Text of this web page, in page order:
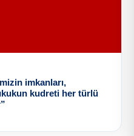
imkanları,
kudreti her türlü